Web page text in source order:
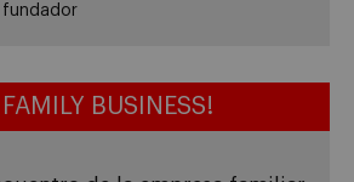
fundador
BUSINESS!